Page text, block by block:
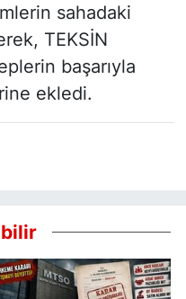
sahadaki
TEKSİN
başarıyla
ekledi.